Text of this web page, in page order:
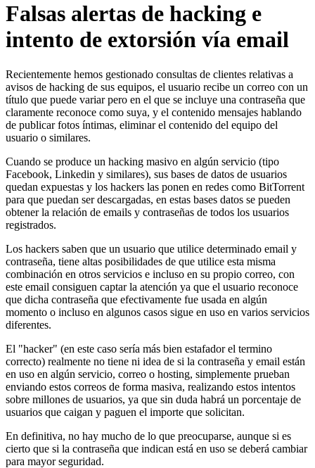
Falsas alertas de hacking e
intento de extorsión vía email
Recientemente hemos gestionado consultas de clientes relativas a
avisos de hacking de sus equipos, el usuario recibe un correo con un
título que puede variar pero en el que se incluye una contraseña que
claramente reconoce como suya, y el contenido mensajes hablando
de publicar fotos íntimas, eliminar el contenido del equipo del
usuario o similares.
Cuando se produce un hacking masivo en algún servicio (tipo
Facebook, Linkedin y similares), sus bases de datos de usuarios
quedan expuestas y los hackers las ponen en redes como BitTorrent
para que puedan ser descargadas, en estas bases datos se pueden
obtener la relación de emails y contraseñas de todos los usuarios
registrados.
Los hackers saben que un usuario que utilice determinado email y
contraseña, tiene altas posibilidades de que utilice esta misma
combinación en otros servicios e incluso en su propio correo, con
este email consiguen captar la atención ya que el usuario reconoce
que dicha contraseña que efectivamente fue usada en algún
momento o incluso en algunos casos sigue en uso en varios servicios
diferentes.
El "hacker" (en este caso sería más bien estafador el termino
correcto) realmente no tiene ni idea de si la contraseña y email están
en uso en algún servicio, correo o hosting, simplemente prueban
enviando estos correos de forma masiva, realizando estos intentos
sobre millones de usuarios, ya que sin duda habrá un porcentaje de
usuarios que caigan y paguen el importe que solicitan.
En definitiva, no hay mucho de lo que preocuparse, aunque si es
cierto que si la contraseña que indican está en uso se deberá cambiar
para mayor seguridad.